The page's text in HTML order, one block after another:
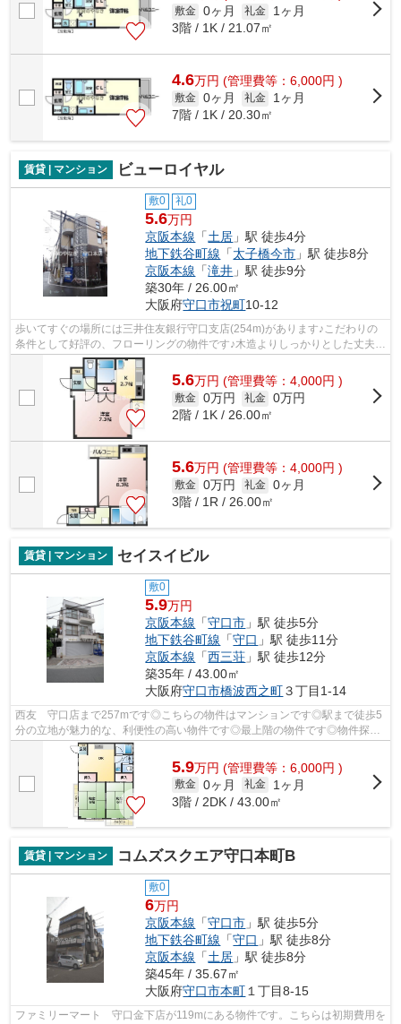
敷金 0ヶ月 礼金
1ヶ月
3階 / 1K / 21.07㎡
4.6万円 (管理費等：6,000円 )
敷金 0ヶ月 礼金
1ヶ月
7階 / 1K / 20.30㎡
賃貸 | マンション ビューロイヤル
敷0 礼0
5.6万円
京阪本線 「土居 」駅 徒歩4分
地下鉄谷町線 「太子橋今市 」駅 徒歩8分
京阪本線 「滝井 」駅 徒歩9分
築30年 / 26.00㎡
大阪府守口市祝町10-12
歩いてすぐの場所には三井住友銀行守口支店(254m)があります♪こだわりの
条件として好評の、フローリングの物件です♪木造よりしっかりとした丈夫な
鉄骨造の住居♪エアコン付きなので、室...
5.6万円 (管理費等：4,000円 )
敷金 0万円 礼金 0万円
2階 / 1K / 26.00㎡
5.6万円 (管理費等：4,000円 )
敷金 0万円 礼金 0ヶ月
3階 / 1R / 26.00㎡
賃貸 | マンション セイスイビル
敷0
5.9万円
京阪本線 「守口市 」駅 徒歩5分
地下鉄谷町線 「守口 」駅 徒歩11分
京阪本線 「西三荘 」駅 徒歩12分
築35年 / 43.00㎡
大阪府守口市橋波西之町３丁目1-14
西友 守口店まで257mです◎こちらの物件はマンションです◎駅まで徒歩5
分の立地が魅力的な、利便性の高い物件です◎最上階の物件です◎物件探し
を始めるのであれば、賃貸のやなぎ 守口本...
5.9万円 (管理費等：6,000円 )
敷金 0ヶ月 礼金
1ヶ月
3階 / 2DK / 43.00㎡
賃貸 | マンション コムズスクエア守口本町B
敷0
6万円
京阪本線 「守口市 」駅 徒歩5分
地下鉄谷町線 「守口 」駅 徒歩8分
京阪本線 「土居 」駅 徒歩8分
築45年 / 35.67㎡
大阪府守口市本町 １丁目8-15
ファミリーマート 守口金下店が119mにある物件です。こちらは初期費用を